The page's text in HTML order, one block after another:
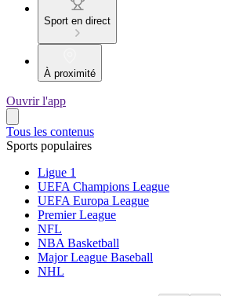
Sport en direct
À proximité
Ouvrir l'app
Tous les contenus
Sports populaires
Ligue 1
UEFA Champions League
UEFA Europa League
Premier League
NFL
NBA Basketball
Major League Baseball
NHL